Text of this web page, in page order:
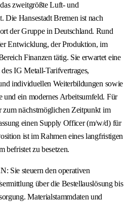
zweitgrößte Luft- und
Die Hansestadt Bremen ist nach
der Gruppe in Deutschland. Rund
Entwicklung, der Produktion, im
Finanzen tätig. Sie erwartet eine
IG Metall-Tarifvertrages,
individuellen Weiterbildungen sowie
und ein modernes Arbeitsumfeld. Für
zum nächstmöglichen Zeitpunkt im
einen Supply Officer (m/w/d) für
ist im Rahmen eines langfristigen
befristet zu besetzen.
steuern den operativen
über die Bestellauslösung bis
Materialstammdaten und